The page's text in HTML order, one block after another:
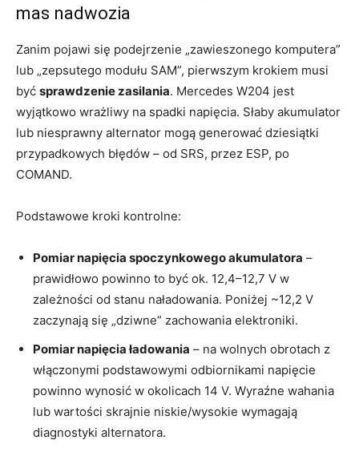
mas nadwozia
Zanim pojawi się podejrzenie „zawieszonego komputera”
lub „zepsutego modułu SAM”, pierwszym krokiem musi
być sprawdzenie zasilania. Mercedes W204 jest
wyjątkowo wrażliwy na spadki napięcia. Słaby akumulator
lub niesprawny alternator mogą generować dziesiątki
przypadkowych błędów – od SRS, przez ESP, po
COMAND.
Podstawowe kroki kontrolne:
Pomiar napięcia spoczynkowego akumulatora –
prawidłowo powinno to być ok. 12,4–12,7 V w
zależności od stanu naładowania. Poniżej ~12,2 V
zaczynają się „dziwne” zachowania elektroniki.
Pomiar napięcia ładowania – na wolnych obrotach z
włączonymi podstawowymi odbiornikami napięcie
powinno wynosić w okolicach 14 V. Wyraźne wahania
lub wartości skrajnie niskie/wysokie wymagają
diagnostyki alternatora.